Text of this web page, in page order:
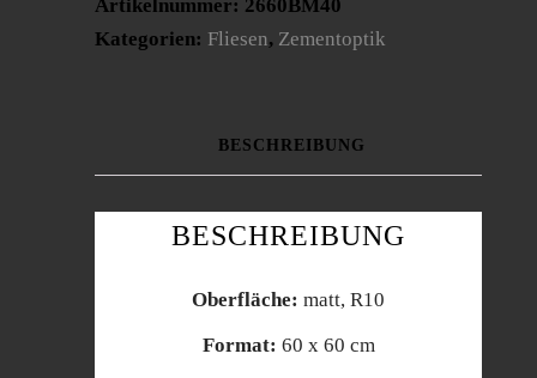
Artikelnummer: 2660BM40
Kategorien: Fliesen, Zementoptik
BESCHREIBUNG
BESCHREIBUNG
Oberfläche: matt, R10
Format: 60 x 60 cm